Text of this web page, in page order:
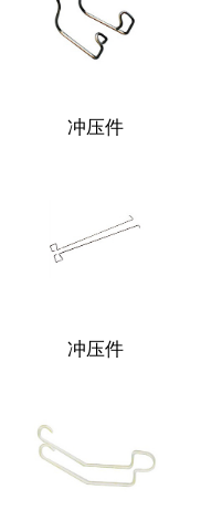
冲压件
冲压件